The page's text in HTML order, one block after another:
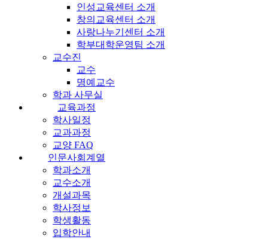
인성교육센터 소개
창의교육센터 소개
사랑나누기센터 소개
학부대학운영팀 소개
교수진
교수
명예교수
학과 사무실
교육과정
학사일정
교과과정
교양 FAQ
인문사회계열
학과소개
교수소개
개설과목
학사정보
학생활동
입학안내